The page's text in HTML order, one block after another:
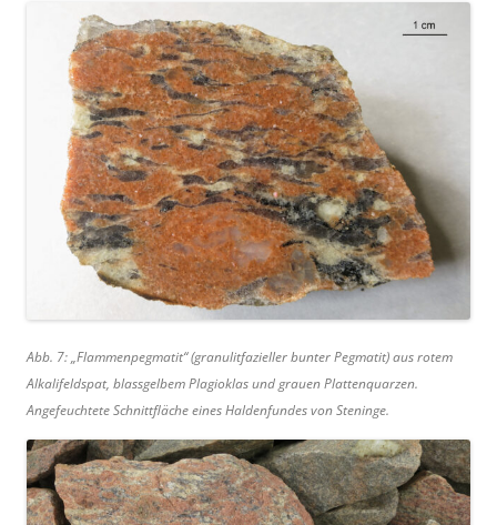
Abb. 7: „Flammenpegmatit“ (granulitfazieller bunter Pegmatit) aus rotem
Alkalifeldspat, blassgelbem Plagioklas und grauen Plattenquarzen.
Angefeuchtete Schnittfläche eines Haldenfundes von Steninge.